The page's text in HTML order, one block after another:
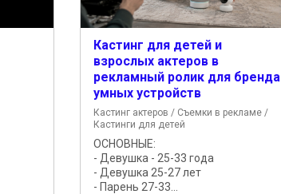
Кастинг для детей и
взрослых актеров в
рекламный ролик для бренда
умных устройств
Кастинг актеров / Съемки в рекламе /
Кастинги для детей
ОСНОВНЫЕ:
- Девушка - 25-33 года
- Девушка 25-27 лет
- Парень 27-33...